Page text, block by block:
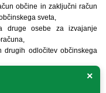
občine in zaključni račun
sveta,
druge osebe za izvajanje
odločitev občinskega
premoženja ter o pridobitvi
predpis občine ne določa
×